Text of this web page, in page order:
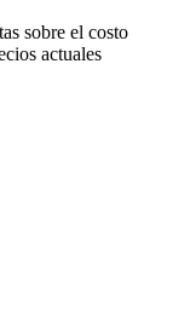
sobre el costo
actuales